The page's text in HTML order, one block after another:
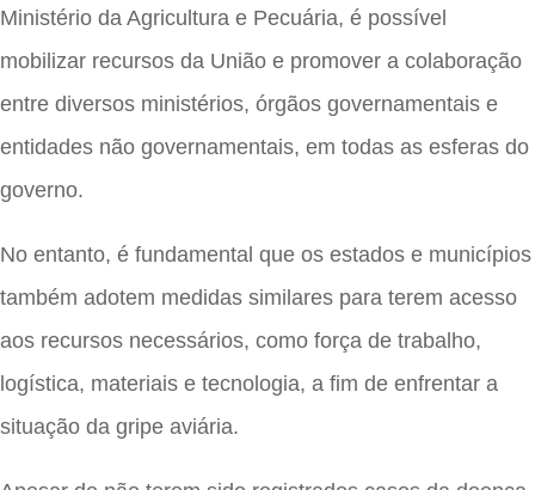
Ministério da Agricultura e Pecuária, é possível
mobilizar recursos da União e promover a colaboração
entre diversos ministérios, órgãos governamentais e
entidades não governamentais, em todas as esferas do
governo.
No entanto, é fundamental que os estados e municípios
também adotem medidas similares para terem acesso
aos recursos necessários, como força de trabalho,
logística, materiais e tecnologia, a fim de enfrentar a
situação da gripe aviária.